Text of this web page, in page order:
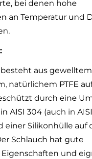
bei denen hohe
an Temperatur und
aus
natürlichem PTFE
durch eine
AISI 304 (auch in
einer Silikonhülle auf
Schlauch hat gute
und